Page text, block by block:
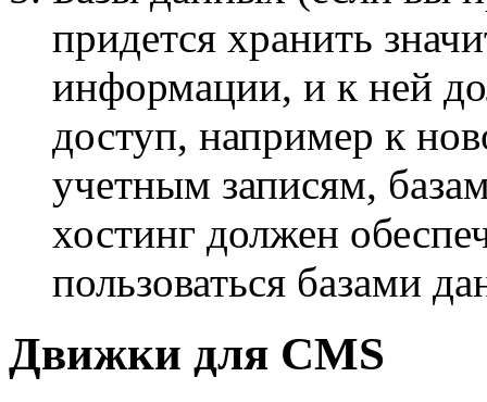
придется хранить
информации, и к ней
доступ, например к
учетным записям,
хостинг должен
пользоваться базами
Движки для CMS